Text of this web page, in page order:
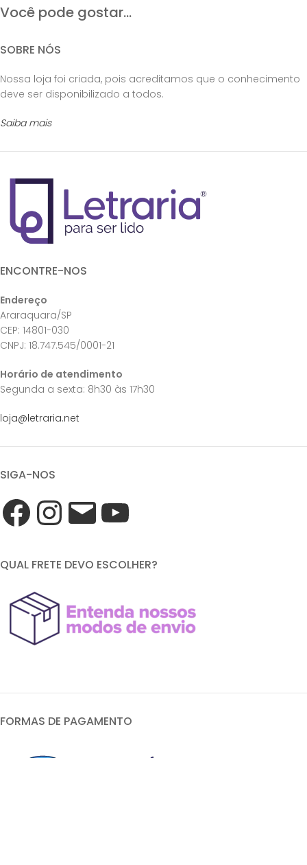
Você pode gostar...
SOBRE NÓS
Nossa loja foi criada, pois acreditamos que o conhecimento
deve ser disponibilizado a todos.
Saiba mais
ENCONTRE-NOS
Endereço
Araraquara/SP
CEP: 14801-030
CNPJ: 18.747.545/0001-21
Horário de atendimento
Segunda a sexta: 8h30 às 17h30
loja@letraria.net
SIGA-NOS
QUAL FRETE DEVO ESCOLHER?
FORMAS DE PAGAMENTO